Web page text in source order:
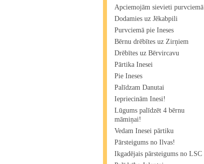
Apciemojām sievieti purvciemā
Dodamies uz Jēkabpili
Purvciemā pie Ineses
Bērnu drēbītes uz Zirņiem
Drēbītes uz Bērvircavu
Pārtika Inesei
Pie Ineses
Palīdzam Danutai
Iepriecinām Inesi!
Lūgums palīdzēt 4 bērnu
māmiņai!
Vedam Inesei pārtiku
Pārsteigums no Ilvas!
Ikgadējais pārsteigums no LSC